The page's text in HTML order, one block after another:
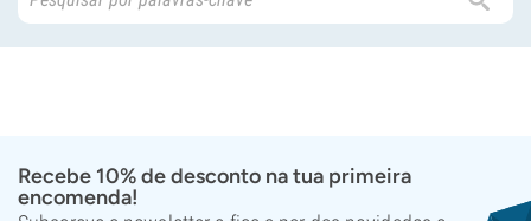
Recebe 10% de desconto na tua primeira
encomenda!